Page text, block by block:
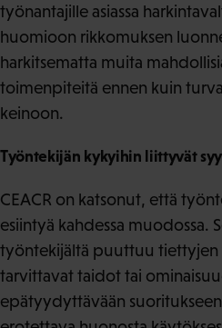
työnantajille asiassa
huomioon rikkomuksen
harkitsematta muita
toimenpiteitä ennen kuin
keinoon.
Työntekijän kykyihin liittyvät
CEACR on katsonut, että
esiintyä kahdessa muodossa.
työntekijältä puuttuu tiettyjen
tarvittavat taidot tai
epätyydyttävään